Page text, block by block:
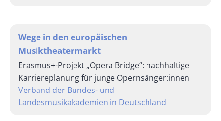
Wege in den europäischen
Musiktheatermarkt
Erasmus+-Projekt „Opera Bridge“: nachhaltige
Karriereplanung für junge Opernsänger:innen
Verband der Bundes- und
Landesmusikakademien in Deutschland